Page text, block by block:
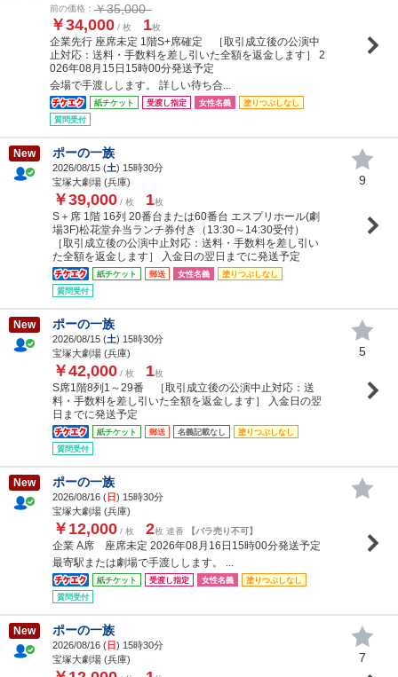
前の価格： ￥35,000
￥34,000 / 枚 1枚
企業先行 座席未定 1階S+席確定 ［取引成立後の公演中
止対応：送料・手数料を差し引いた全額を返金します］ 2
026年08月15日15時00分発送予定
会場で手渡しします。 詳しい待ち合...
紙チケット 受渡し指定 女性名義
塗りつぶしなし
質問受付
New ポーの一族
2026/08/15 (土) 15時30分
宝塚大劇場 (兵庫)
￥39,000 / 枚 1枚
S＋席 1階 16列 20番台または60番台 エスプリホール(劇
場3F)松花堂弁当ランチ券付き（13:30～14:30受付）
［取引成立後の公演中止対応：送料・手数料を差し引い
た全額を返金します］ 入金日の翌日までに発送予定
紙チケット 郵送 女性名義
塗りつぶしなし
質問受付
9
New ポーの一族
2026/08/15 (土) 15時30分
宝塚大劇場 (兵庫)
￥42,000 / 枚 1枚
S席1階8列1～29番 ［取引成立後の公演中止対応：送
料・手数料を差し引いた全額を返金します］ 入金日の翌
日までに発送予定
紙チケット 郵送 名義記載なし
塗りつぶしなし
質問受付
5
New ポーの一族
2026/08/16 (日) 15時30分
宝塚大劇場 (兵庫)
￥12,000 / 枚 2枚 連番 【バラ売り不可】
企業 A席 座席未定 2026年08月16日15時00分発送予定
最寄駅または劇場で手渡しします。 ...
紙チケット 受渡し指定 女性名義
塗りつぶしなし
質問受付
New ポーの一族
2026/08/16 (日) 15時30分
宝塚大劇場 (兵庫)
7